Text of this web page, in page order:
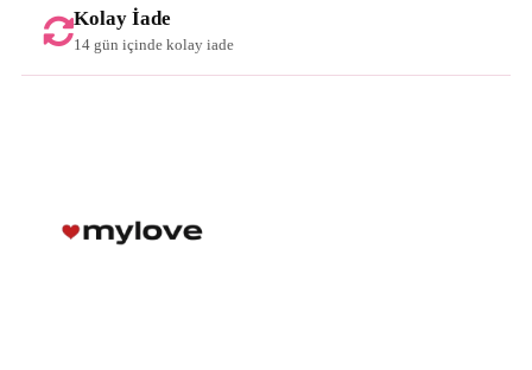
Kolay İade
14 gün içinde kolay iade